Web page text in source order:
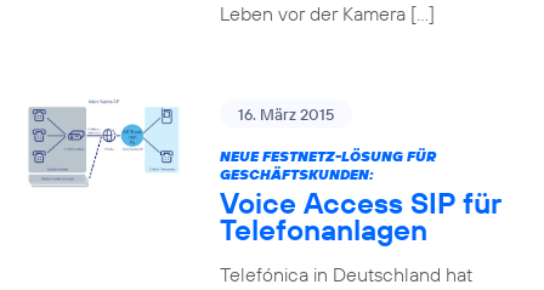
Leben vor der Kamera […]
16. März 2015
NEUE FESTNETZ-LÖSUNG FÜR
GESCHÄFTSKUNDEN:
Voice Access SIP für
Telefonanlagen
Telefónica in Deutschland hat